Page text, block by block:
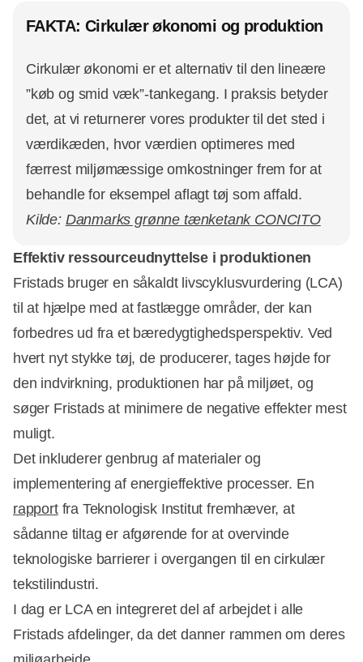
FAKTA: Cirkulær økonomi og produktion
Cirkulær økonomi er et alternativ til den lineære
”køb og smid væk”-tankegang. I praksis betyder
det, at vi returnerer vores produkter til det sted i
værdikæden, hvor værdien optimeres med
færrest miljømæssige omkostninger frem for at
behandle for eksempel aflagt tøj som affald.
Kilde: Danmarks grønne tænketank CONCITO
Effektiv ressourceudnyttelse i produktionen
Fristads bruger en såkaldt livscyklusvurdering (LCA)
til at hjælpe med at fastlægge områder, der kan
forbedres ud fra et bæredygtighedsperspektiv. Ved
hvert nyt stykke tøj, de producerer, tages højde for
den indvirkning, produktionen har på miljøet, og
søger Fristads at minimere de negative effekter mest
muligt.
Det inkluderer genbrug af materialer og
implementering af energieffektive processer. En
rapportfra Teknologisk Institut fremhæver, at
sådanne tiltag er afgørende for at overvinde
teknologiske barrierer i overgangen til en cirkulær
tekstilindustri.
I dag er LCA en integreret del af arbejdet i alle
Fristads afdelinger, da det danner rammen om deres